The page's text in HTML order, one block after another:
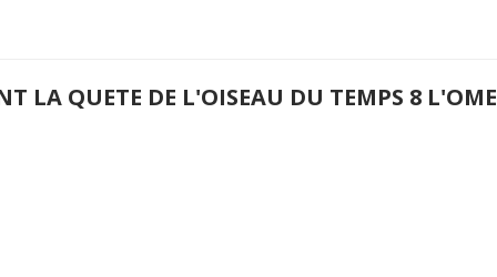
LA QUETE DE L'OISEAU DU TEMPS 8